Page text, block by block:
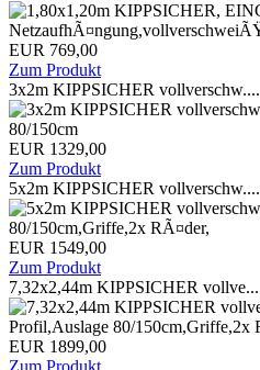
EUR 769,00
Zum Produkt
3x2m KIPPSICHER vollverschw....
EUR 1329,00
Zum Produkt
5x2m KIPPSICHER vollverschw....
EUR 1549,00
Zum Produkt
7,32x2,44m KIPPSICHER vollve...
EUR 1899,00
Zum Produkt